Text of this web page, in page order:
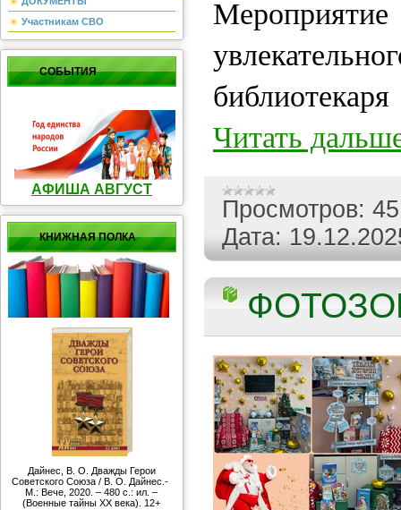
Участникам СВО
СОБЫТИЯ
АФИША АВГУСТ
КНИЖНАЯ ПОЛКА
Дайнес, В. О. Дважды Герои
Советского Союза / В. О. Дайнес.-
М.: Вече, 2020. – 480 с.: ил. –
(Военные тайны ХХ века). 12+
Читать
Просмотров: 45
Дата: